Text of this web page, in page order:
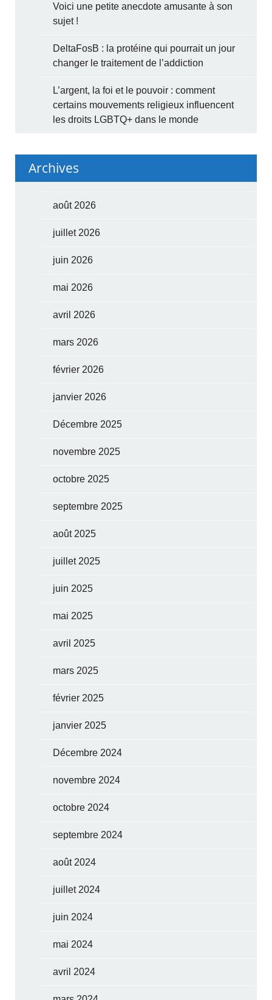
Voici une petite anecdote amusante à son
sujet !
DeltaFosB : la protéine qui pourrait un jour
changer le traitement de l’addiction
L’argent, la foi et le pouvoir : comment
certains mouvements religieux influencent
les droits LGBTQ+ dans le monde
Archives
août 2026
juillet 2026
juin 2026
mai 2026
avril 2026
mars 2026
février 2026
janvier 2026
Décembre 2025
novembre 2025
octobre 2025
septembre 2025
août 2025
juillet 2025
juin 2025
mai 2025
avril 2025
mars 2025
février 2025
janvier 2025
Décembre 2024
novembre 2024
octobre 2024
septembre 2024
août 2024
juillet 2024
juin 2024
mai 2024
avril 2024